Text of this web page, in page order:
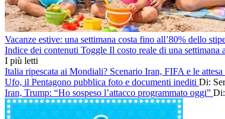
Vacanze estive: una settimana costa fino all’80% dello
Indice dei contenuti Toggle Il costo reale di una
I più letti
Italia ripescata ai Mondiali? Scenario Iran, FIFA e le attesa
Ufo, il Pentagono pubblica foto e documenti inediti Di:
Iran, Trump: “Ho sospeso l’attacco programmato oggi”